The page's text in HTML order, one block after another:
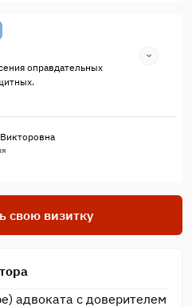
оправдательных
свою визитку
адвоката с доверителем